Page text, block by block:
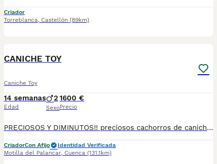
Criador
Torreblanca, Castellón (89km)
CANICHE TOY
Caniche Toy
14 semanas
Edad
2
Sexo
1600 €
Precio
PRECIOSOS Y DIMINUTOS!! preciosos cachorros de caniche toy listos para su entrega , criados con mucho amor , criadero especializado en la raza . se entregan vacunados desparasitados y garantias por escrito . todo correspondiente a su edad .
CriadorCon Afijo
Identidad Verificada
Motilla del Palancar, Cuenca (131.1km)